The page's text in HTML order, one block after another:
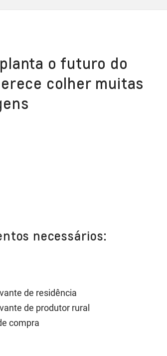
o futuro do
colher muitas
necessários:
de residência
de produtor rural
compra